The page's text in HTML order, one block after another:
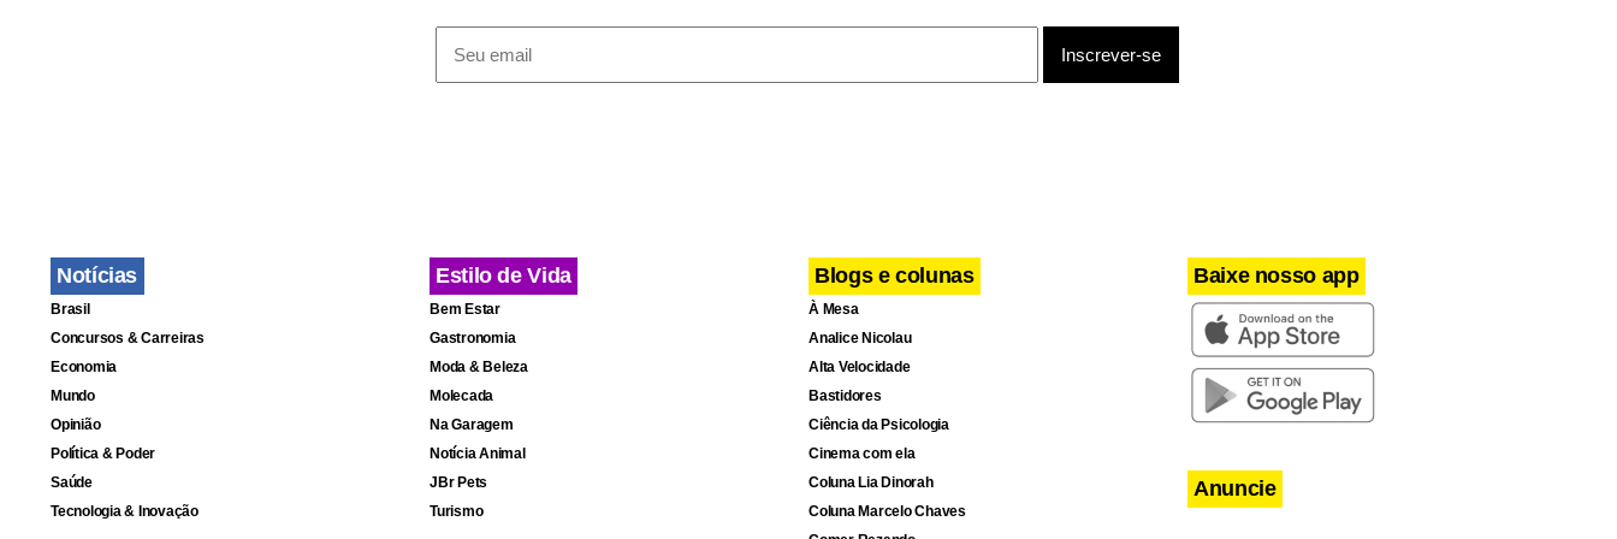
Notícias
Brasil
Concursos & Carreiras
Economia
Mundo
Opinião
Política & Poder
Saúde
Tecnologia & Inovação
Estilo de Vida
Bem Estar
Gastronomia
Moda & Beleza
Molecada
Na Garagem
Notícia Animal
JBr Pets
Turismo
Blogs e colunas
À Mesa
Analice Nicolau
Alta Velocidade
Bastidores
Ciência da Psicologia
Cinema com ela
Coluna Lia Dinorah
Coluna Marcelo Chaves
Baixe nosso app
Anuncie